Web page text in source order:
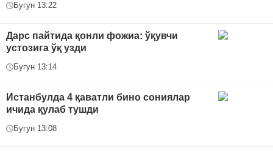
Бугун 13:22
Дарс пайтида қонли фожиа: ўқувчи
устозига ўқ узди
Бугун 13:14
Истанбулда 4 қаватли бино сониялар
ичида қулаб тушди
Бугун 13:08